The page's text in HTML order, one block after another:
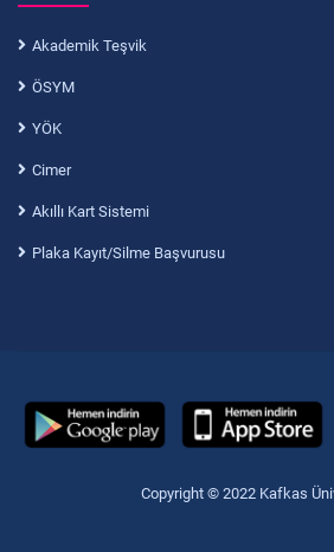
Akademik Teşvik
ÖSYM
YÖK
Cimer
Akıllı Kart Sistemi
Plaka Kayıt/Silme Başvurusu
Copyright © 2022 Kafkas